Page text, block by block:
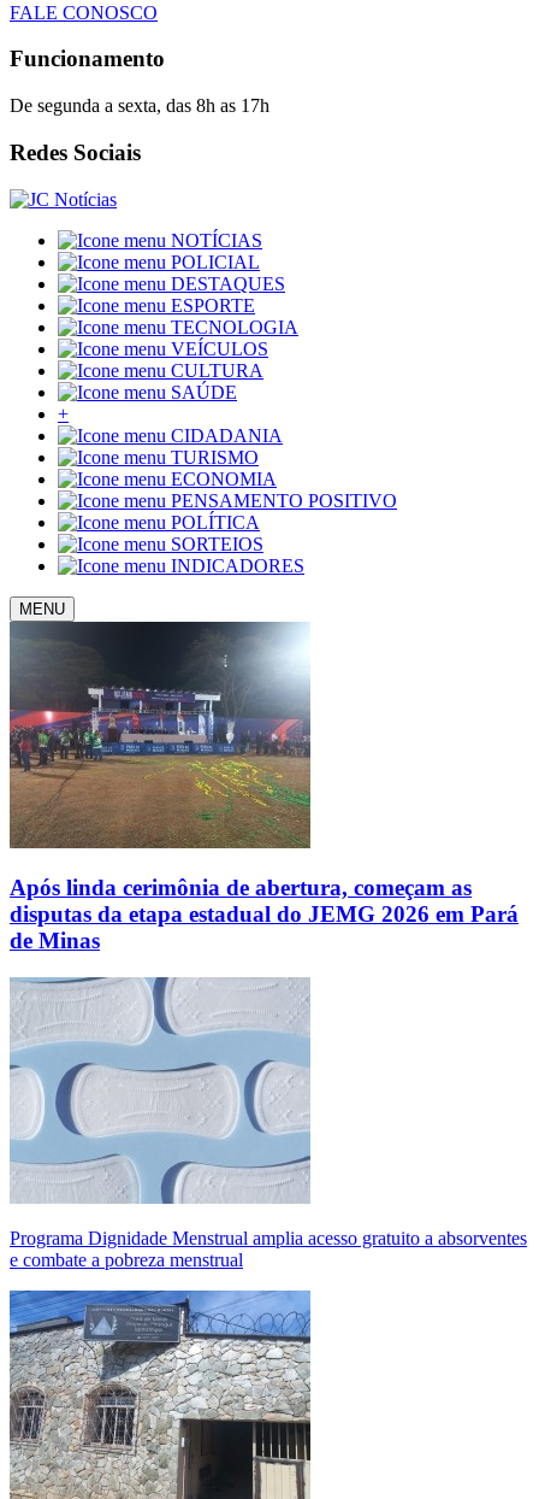
FALE CONOSCO
Funcionamento
De segunda a sexta, das 8h as 17h
Redes Sociais
NOTÍCIAS
POLICIAL
DESTAQUES
ESPORTE
TECNOLOGIA
VEÍCULOS
CULTURA
SAÚDE
+
CIDADANIA
TURISMO
ECONOMIA
PENSAMENTO POSITIVO
POLÍTICA
SORTEIOS
INDICADORES
MENU
Após linda cerimônia de abertura, começam as
disputas da etapa estadual do JEMG 2026 em Pará
de Minas
Programa Dignidade Menstrual amplia acesso gratuito a absorventes
e combate a pobreza menstrual